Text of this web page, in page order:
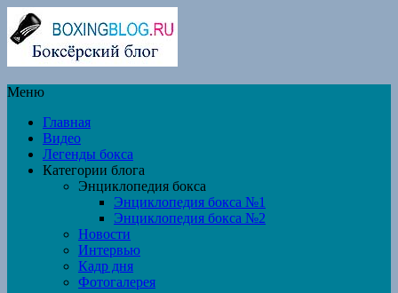
Меню
Главная
Видео
Легенды бокса
Категории блога
Энциклопедия бокса
Энциклопедия бокса №1
Энциклопедия бокса №2
Новости
Интервью
Кадр дня
Фотогалерея